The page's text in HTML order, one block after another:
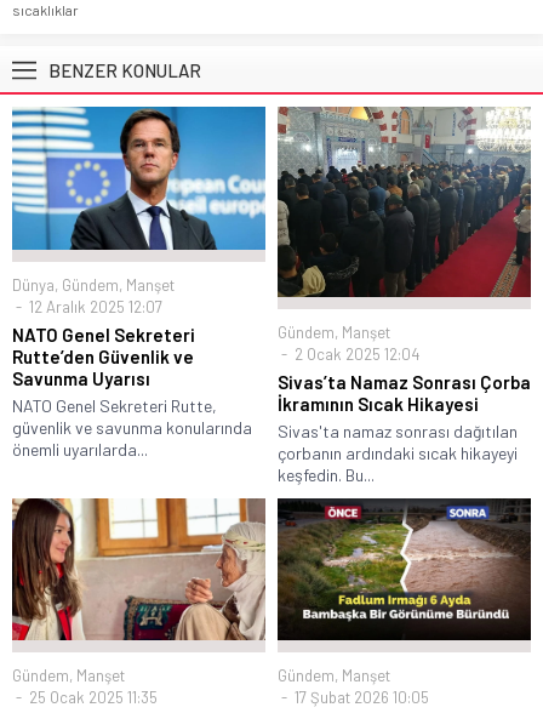
sıcaklıklar
BENZER KONULAR
Dünya, Gündem, Manşet
12 Aralık 2025 12:07
NATO Genel Sekreteri
Rutte’den Güvenlik ve
Savunma Uyarısı
NATO Genel Sekreteri Rutte,
güvenlik ve savunma konularında
önemli uyarılarda...
Gündem, Manşet
2 Ocak 2025 12:04
Sivas’ta Namaz Sonrası Çorba
İkramının Sıcak Hikayesi
Sivas'ta namaz sonrası dağıtılan
çorbanın ardındaki sıcak hikayeyi
keşfedin. Bu...
Gündem, Manşet
25 Ocak 2025 11:35
Gündem, Manşet
17 Şubat 2026 10:05